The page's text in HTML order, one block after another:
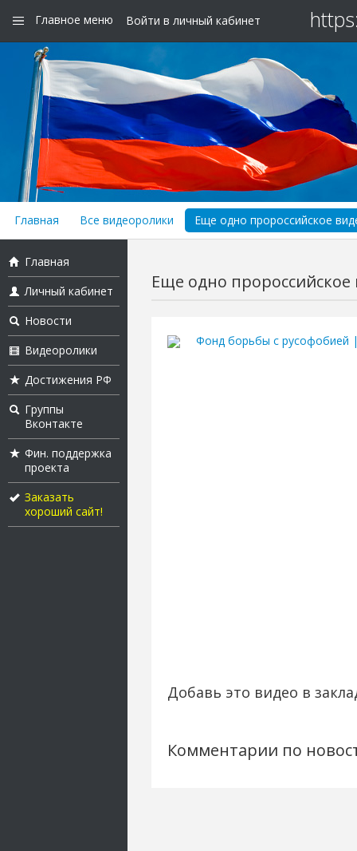
Главное меню Войти в личный кабинет
Главная Все видеоролики Еще одно пророссийское
Главная
Личный кабинет
Новости
Видеоролики
Достижения РФ
Группы
Вконтакте
Фин. поддержка
проекта
Заказать
хороший сайт!
Еще одно пророссийское
Фонд борьбы с русофобией
Добавь это видео в
Комментарии по